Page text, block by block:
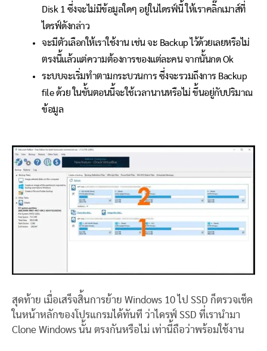
Disk 1 ซึ่งจะไม่มีข้อมูลใดๆ อยู่ในไดรฟ์นี้ ให้เราคลิ๊กเมาส์ที่
ไดรฟ์ดังกล่าว
จะมีตัวเลือกให้เราใช้งาน เช่น จะ Backup ไว้ด้วยเลยหรือไม่
ตรงนี้แล้วแต่ความต้องการของแต่ละคน จากนั้นกด Ok
ระบบจะเริ่มทำตามกระบวนการ ซึ่งจะรวมถึงการ Backup
file ด้วย ในขั้นตอนนี้จะใช้เวลานานหรือไม่ ขึ้นอยู่กับปริมาณ
ข้อมูล
สุดท้าย เมื่อเสร็จสิ้นการย้าย Windows 10 ไป SSD ก็ตรวจเช็ค
ในหน้าหลักของโปรแกรมได้ทันที ว่าไดรฟ์ SSD ที่เรานำมา
Clone Windows นั้น ตรงกันหรือไม่ เท่านี้ถือว่าพร้อมใช้งาน